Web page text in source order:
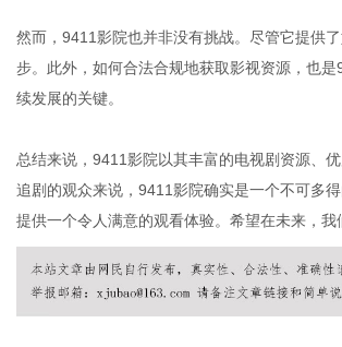
然而，9411影院也并非没有挑战。尽管它提供
步。此外，如何合法合规地获取影视资源，也
续发展的关键。
总结来说，9411影院以其丰富的电视剧资源、
追剧的观众来说，9411影院确实是一个不可多
提供一个令人满意的观看体验。希望在未来，